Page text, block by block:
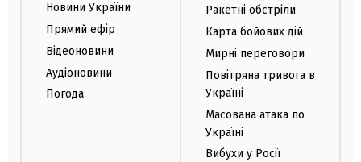
Новини України
Прямий ефір
Відеоновини
Аудіоновини
Погода
Ракетні обстріли
Карта бойових дій
Мирні переговори
Повітряна тривога в
Україні
Масована атака по
Україні
Вибухи у Росії